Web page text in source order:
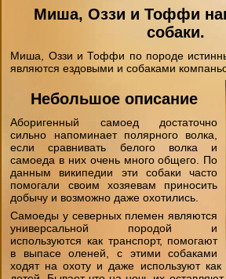
Знакомство с конюшней,
хострекинг, догтрекинг и многое
! Как правильно одеваться на
поездке на конюшню?Обязательно
В школе верховой езды
проводятся обучения, у нас
обучение для каждого с нуля и с
на открытом и крытом манежах.
Индивидуальные конные
нужен);
Обучение верховой ездедля
Экспресс-курсна 4 часа "от
Интерактивные программы(мини-
семейные, для друзей, для коллег)
2.5 часа для всей семьи! Верховая
самоедами, лисичкой, енотиком,
кроликами. Катание в телеге, на
Миша, Оззи и Тоффи
собаки.
Миша, Оззи и Тоффи по породе
являются ездовыми и собаками
Небольшое описание
Аборигенный самоед достаточно
сильно напоминает полярного волка,
если сравнивать белого волка и
самоеда в них очень много общего. По
данным википедии эти собаки часто
помогали своим хозяевам приносить
добычу и возможно даже охотились.
Самоеды у северных племен являются
универсальной породой и
используются как транспорт, помогают
в выпасе оленей, с этими собаками
ходят на охоту и даже используют
Бесплатный постой лошадей
Техника Безопасности
"День на конюшне" (будни)
Лакомства для животных
Как одеваться на конную прогулку
Вопросы-ответы
Советы
Школа лошади
Ветеринария
Амуниция лошадей
Подбор лошади параметры